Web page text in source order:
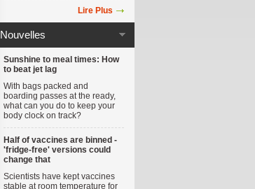
Lire Plus
Nouvelles
Sunshine to meal times: How
to beat jet lag
With bags packed and
boarding passes at the ready,
what can you do to keep your
body clock on track?
Half of vaccines are binned -
'fridge-free' versions could
change that
Scientists have kept vaccines
stable at room temperature for